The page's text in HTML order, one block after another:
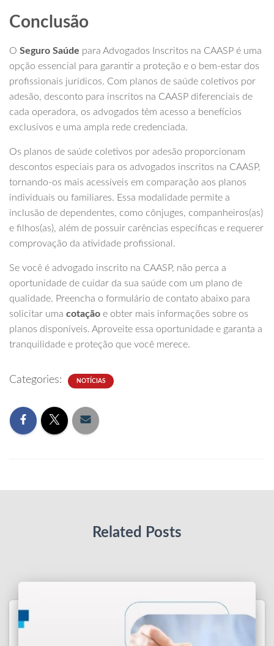
Conclusão
O Seguro Saúde para Advogados Inscritos na CAASP é uma
opção essencial para garantir a proteção e o bem-estar dos
profissionais jurídicos. Com planos de saúde coletivos por
adesão, desconto para inscritos na CAASP diferenciais de
cada operadora, os advogados têm acesso a benefícios
exclusivos e uma ampla rede credenciada.
Os planos de saúde coletivos por adesão proporcionam
descontos especiais para os advogados inscritos na CAASP,
tornando-os mais acessíveis em comparação aos planos
individuais ou familiares. Essa modalidade permite a
inclusão de dependentes, como cônjuges, companheiros(as)
e filhos(as), além de possuir carências específicas e requerer
comprovação da atividade profissional.
Se você é advogado inscrito na CAASP, não perca a
oportunidade de cuidar da sua saúde com um plano de
qualidade. Preencha o formulário de contato abaixo para
solicitar uma cotação e obter mais informações sobre os
planos disponíveis. Aproveite essa oportunidade e garanta a
tranquilidade e proteção que você merece.
Categories: NOTÍCIAS
Related Posts